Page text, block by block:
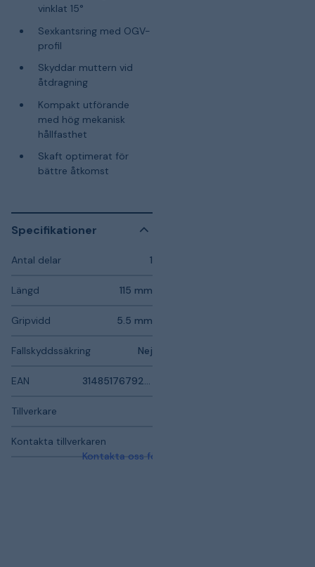
vinklat 15°
Sexkantsring med OGV-
profil
Skyddar muttern vid
åtdragning
Kompakt utförande
med hög mekanisk
hållfasthet
Skaft optimerat för
bättre åtkomst
Specifikationer
Antal delar 1
Längd 115 mm
Gripvidd 5.5 mm
Fallskyddssäkring Nej
EAN 3148517679221
Tillverkare
Kontakta tillverkaren
Kontakta oss för mer information